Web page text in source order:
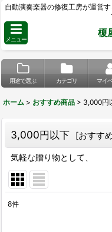
自動演奏楽器の修復工房が運営
メニュー
榎
用途で選ぶ カテゴリ マイ
ホーム > おすすめ商品 > 3,000円
3,000円以下 [おすす
気軽な贈り物として、
8件